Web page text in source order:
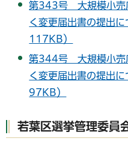
第343号 大規模小売
く変更届出書の提出に
117KB）
第344号 大規模小売
く変更届出書の提出に
97KB）
若葉区選挙管理委員